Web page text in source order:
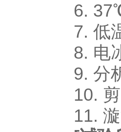
6.
7. 低
8. 电
9. 分
10.
11.